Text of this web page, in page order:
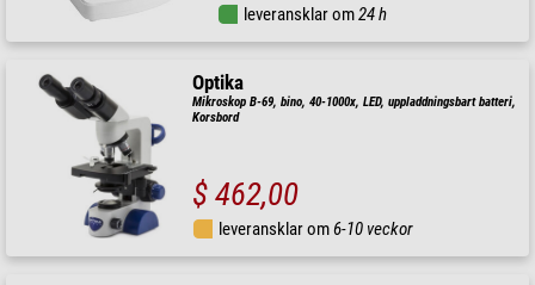
leveransklar om24 h
Optika
Mikroskop B-69, bino, 40-1000x, LED, uppladdningsbart batteri,
Korsbord
$ 462,00
leveransklar om6-10 veckor